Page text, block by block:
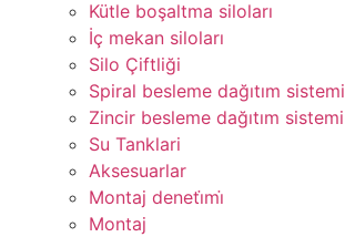
Kütle boşaltma siloları
İç mekan siloları
Silo Çiftliği
Spiral besleme dağıtım sistemi
Zincir besleme dağıtım sistemi
Su Tanklari
Aksesuarlar
Montaj deneti̇mi̇
Montaj